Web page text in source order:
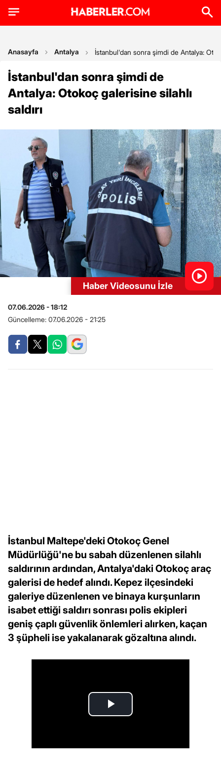
Anasayfa Antalya İstanbul'dan sonra şimdi de Antalya:
İstanbul'dan sonra şimdi de
Antalya: Otokoç galerisine silahlı
saldırı
Haber Videosunu İzle
07.06.2026 - 18:12
Güncelleme: 07.06.2026 - 21:25
İstanbul Maltepe'deki Otokoç Genel
Müdürlüğü'ne bu sabah düzenlenen silahlı
saldırının ardından, Antalya'daki Otokoç araç
galerisi de hedef alındı. Kepez ilçesindeki
galeriye düzenlenen ve binaya kurşunların
isabet ettiği saldırı sonrası polis ekipleri
geniş çaplı güvenlik önlemleri alırken, kaçan
3 şüpheli ise yakalanarak gözaltına alındı.